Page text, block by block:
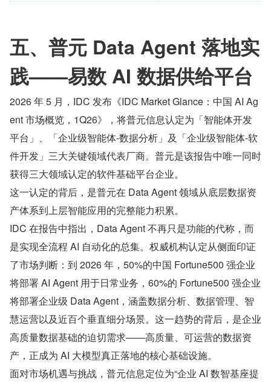
五、普元 Data Agent 落地实
践——易数 AI 数据供给平台
2026 年 5 月，IDC 发布《IDC Market Glance：中国 AI Ag
ent 市场概览，1Q26》，将普元信息认定为「智能体开发
平台」、「企业级智能体-数据分析」及「企业级智能体-软
件开发」三大关键领域代表厂商。普元是该报告中唯一同时
获得三大领域认定的软件基础平台企业。
这一认定的背后，是普元在 Data Agent 领域从底层数据资
产体系到上层智能应用的完整能力积累。
IDC 在报告中指出，Data Agent 不再只是功能的代称，而
是实现全流程 AI 自动化的总集。权威机构认定从侧面印证
了市场判断：到 2026 年，50%的中国 Fortune500 强企业
将部署 AI Agent 用于日常业务，60%的 Fortune500 强企业
将部署企业级 Data Agent，涵盖数据分析、数据管理、智
慧运营以及近百个垂直细分场景。这一趋势的背后，是企业
高质量数据基础的迫切需求——高质量、可运营的数据资
产，正成为 AI 大模型真正落地的核心基础设施。
面对市场机遇与挑战，普元信息定位为“企业 AI 数智基座提